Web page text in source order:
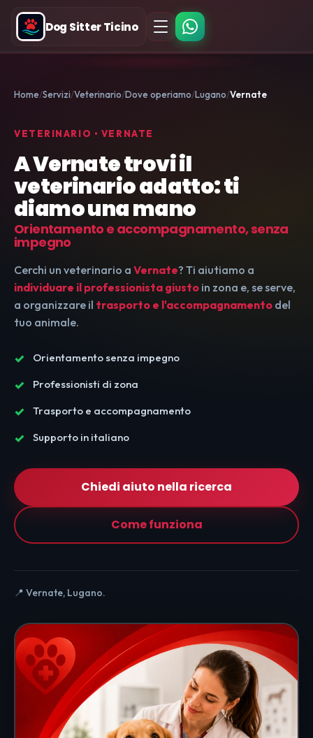
Dog Sitter Ticino
Home Servizi Veterinario Dove operiamo Lugano Vernate
VETERINARIO • VERNATE
A Vernate trovi il
veterinario adatto: ti
diamo una mano
Orientamento e accompagnamento, senza
impegno
Cerchi un veterinario a Vernate? Ti aiutiamo a
individuare il professionista giusto in zona e, se serve,
a organizzare il trasporto e l'accompagnamento del
tuo animale.
Orientamento senza impegno
Professionisti di zona
Trasporto e accompagnamento
Supporto in italiano
Chiedi aiuto nella ricerca
Come funziona
📍 Vernate, Lugano.